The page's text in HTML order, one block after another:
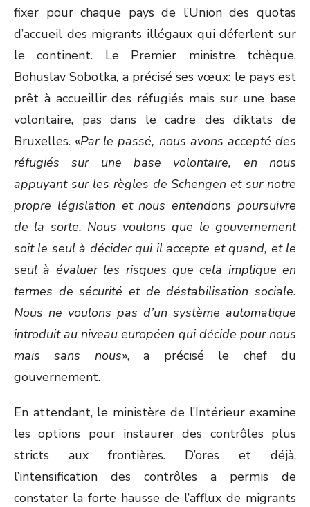
fixer pour chaque pays de l’Union des quotas
d’accueil des migrants illégaux qui déferlent sur
le continent. Le Premier ministre tchèque,
Bohuslav Sobotka, a précisé ses vœux: le pays est
prêt à accueillir des réfugiés mais sur une base
volontaire, pas dans le cadre des diktats de
Bruxelles. «Par le passé, nous avons accepté des
réfugiés sur une base volontaire, en nous
appuyant sur les règles de Schengen et sur notre
propre législation et nous entendons poursuivre
de la sorte. Nous voulons que le gouvernement
soit le seul à décider qui il accepte et quand, et le
seul à évaluer les risques que cela implique en
termes de sécurité et de déstabilisation sociale.
Nous ne voulons pas d’un système automatique
introduit au niveau européen qui décide pour nous
mais sans nous», a précisé le chef du
gouvernement.
En attendant, le ministère de l’Intérieur examine
les options pour instaurer des contrôles plus
stricts aux frontières. D’ores et déjà,
l’intensification des contrôles a permis de
constater la forte hausse de l’afflux de migrants